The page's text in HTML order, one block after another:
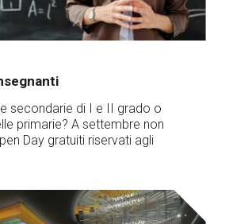
secondarie di I e II grado o
primarie? A settembre non
Day gratuiti riservati agli